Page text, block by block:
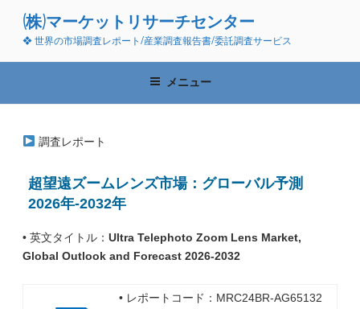
ン
(株)マーケットリサーチセンター
❖ 世界の市場調査レポート/産業調査報告書/委託調査サービス
メニュー
調査レポート
超望遠ズームレンズ市場：グローバル予測
2026年-2032年
• 英文タイトル： Ultra Telephoto Zoom Lens Market,
Global Outlook and Forecast 2026-2032
• レポートコード：MRC24BR-AG65132